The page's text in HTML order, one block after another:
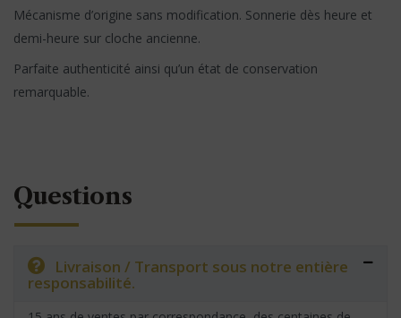
Mécanisme d’origine sans modification. Sonnerie dès heure et
demi-heure sur cloche ancienne.
Parfaite authenticité ainsi qu’un état de conservation
remarquable.
Questions
Livraison / Transport sous notre entière
responsabilité.